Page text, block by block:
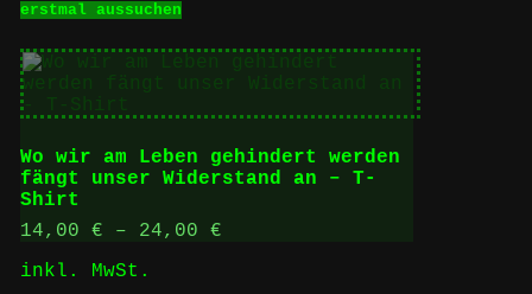
erstmal aussuchenProdukt
mehrere
Varianten
Die
Optionen
können
auf
Produktseite
Wo wir am Leben gehindert werden
fängt unser Widerstand an – T-
Shirt
14,00 € – 24,00 €
inkl. MwSt.